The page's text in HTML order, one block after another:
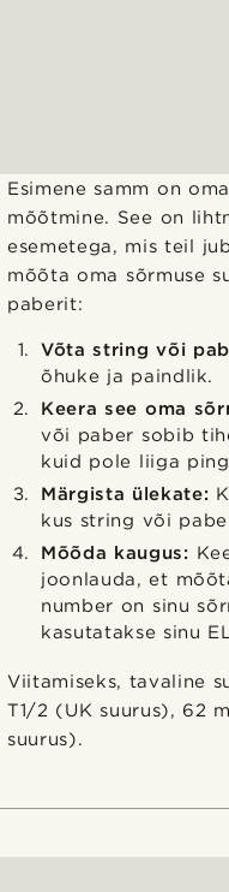
Esimene samm on
mõõtmine. See on
esemetega, mis teil
mõõta oma sõrmuse
paberit:
Võta string või
õhuke ja paindlik.
Keera see oma
või paber sobib
kuid pole liiga
Märgista ülekate:
kus string või
Mõõda kaugus:
joonlauda, et
number on sinu
kasutatakse sinu
Viitamiseks, tavaline
T1/2 (UK suurus), 62
suurus).